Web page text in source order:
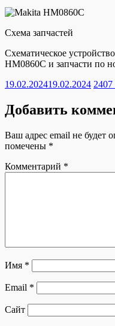
Схема запчастей
Схематическое
HM0860C и запчасти по
Опубликовано
19.02.202419.02.2024
Добавить
Ваш адрес email не будет
помечены *
Комментарий *
Имя *
Email *
Сайт